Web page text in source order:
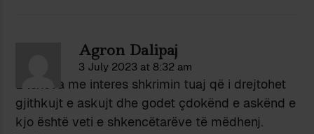
Agron Dalipaj
3 July 2023 at 8:32 am
E lexova me interes shkrimin tuaj që i drejtohet
gjithkujt e askujt dhe godet çdokënd e askënd e
kjo është veti e shkencëtarëve të mëdhenj.